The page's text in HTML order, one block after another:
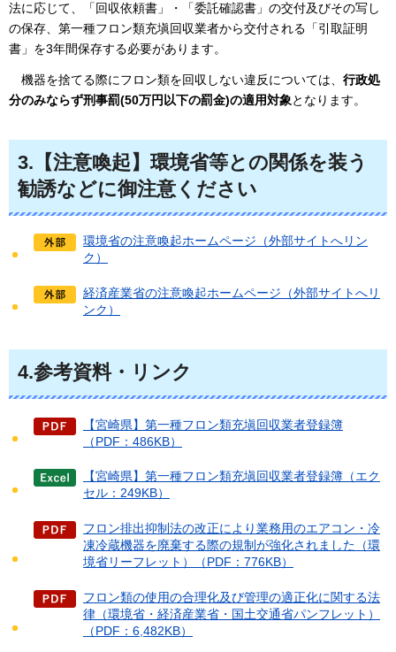
法に応じて、「回収依頼書」・「委託確認書」の交付及びその写し
の保存、第一種フロン類充塡回収業者から交付される「引取証明
書」を3年間保存する必要があります。
機器を捨てる際にフロン類を回収しない違反については、 行政処
分のみならず刑事罰(50万円以下の罰金)の適用対象となります。
3.【注意喚起】環境省等との関係を装う
勧誘などに御注意ください
環境省の注意喚起ホームページ（外部サイトへリン
ク）
経済産業省の注意喚起ホームページ（外部サイトへリ
ンク）
4.参考資料・リンク
【宮崎県】第一種フロン類充塡回収業者登録簿
（PDF：486KB）
【宮崎県】第一種フロン類充塡回収業者登録簿（エク
セル：249KB）
フロン排出抑制法の改正により業務用のエアコン・冷
凍冷蔵機器を廃棄する際の規制が強化されました（環
境省リーフレット）（PDF：776KB）
フロン類の使用の合理化及び管理の適正化に関する法
律（環境省・経済産業省・国土交通省パンフレット）
（PDF：6,482KB）